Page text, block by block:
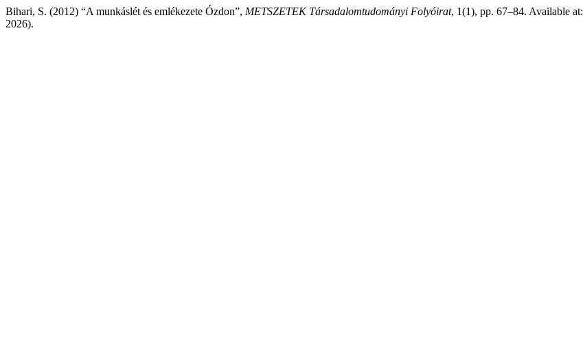
Bihari, S. (2012) “A munkáslét és emlékezete Ózdon”, METSZETEK Társadalomtudományi Folyóirat, 1(1), pp. 67–84. Available at:
2026).